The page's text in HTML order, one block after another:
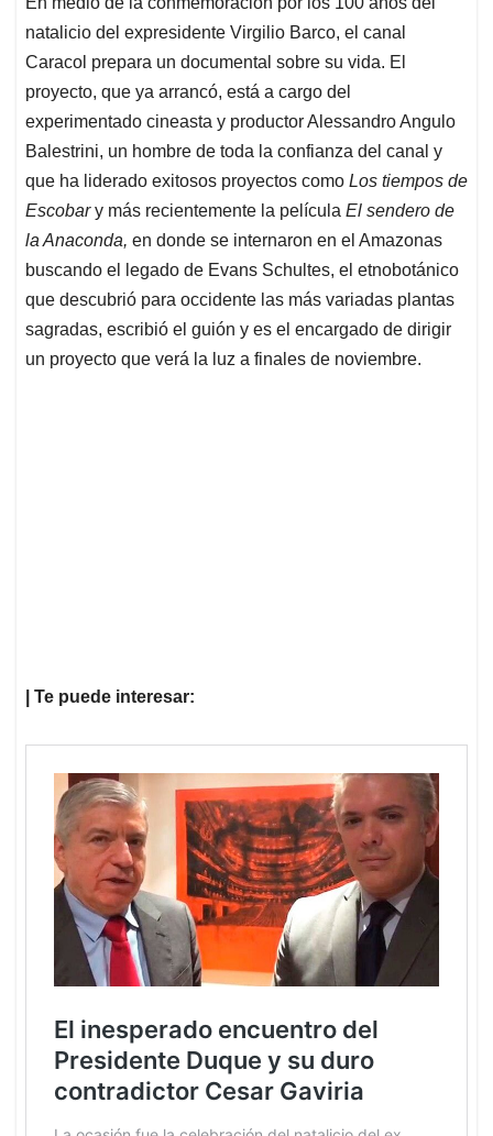
s
A
p
p
b
o
o
k
e
d
I
n
l
a
d
s
natalicio del expresidente Virgilio Barco, el canal
Caracol prepara un documental sobre su vida. El
proyecto, que ya arrancó, está a cargo del
experimentado cineasta y productor Alessandro Angulo
Balestrini, un hombre de toda la confianza del canal y
que ha liderado exitosos proyectos como Los tiempos de
Escobary más recientemente la película El sendero de
la Anaconda, en donde se internaron en el Amazonas
buscando el legado de Evans Schultes, el etnobotánico
que descubrió para occidente las más variadas plantas
sagradas, escribió el guión y es el encargado de dirigir
un proyecto que verá la luz a finales de noviembre.
| Te puede interesar: